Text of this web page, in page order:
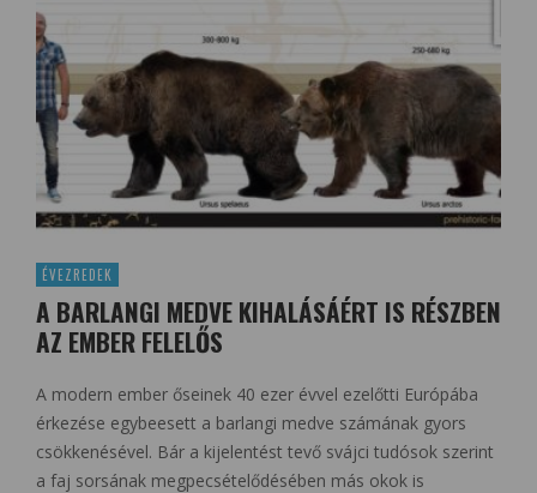
ÉVEZREDEK
A BARLANGI MEDVE KIHALÁSÁÉRT IS RÉSZBEN
AZ EMBER FELELŐS
A modern ember őseinek 40 ezer évvel ezelőtti Európába
érkezése egybeesett a barlangi medve számának gyors
csökkenésével. Bár a kijelentést tevő svájci tudósok szerint
a faj sorsának megpecsételődésében más okok is